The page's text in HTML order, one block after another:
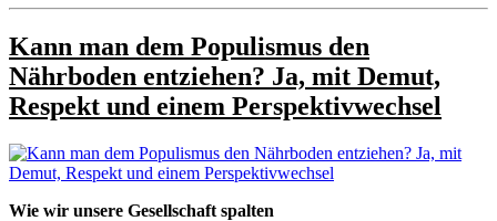
Kann man dem Populismus den
Nährboden entziehen? Ja, mit Demut,
Respekt und einem Perspektivwechsel
Wie wir unsere Gesellschaft spalten